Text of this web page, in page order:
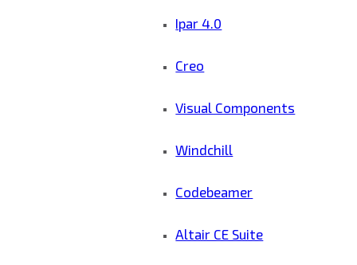
Ipar 4.0
Creo
Visual Components
Windchill
Codebeamer
Altair CE Suite